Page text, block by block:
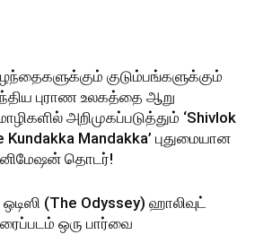
குடும்பங்களுக்கும்
புராண உலகத்தை ஆறு
அறிமுகப்படுத்தும் ‘Shivlok
Kundakka Mandakka’ புதுமையான
தொடர்!
ஒடிஸி (The Odyssey) ஹாலிவுட்
ஒரு பார்வை